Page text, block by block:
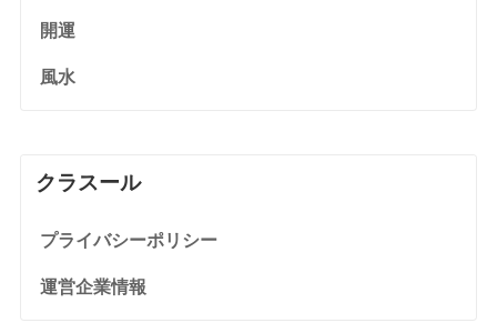
開運
風水
クラスール
プライバシーポリシー
運営企業情報